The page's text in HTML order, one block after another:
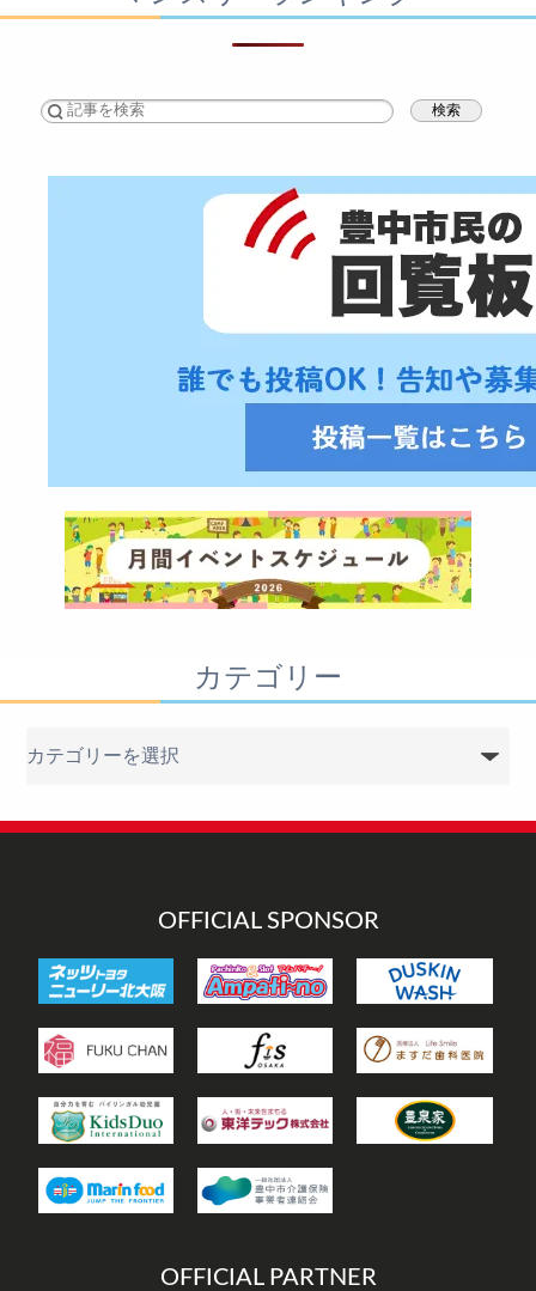
検索
カテゴリー
リ
OFFICIAL SPONSOR
OFFICIAL PARTNER